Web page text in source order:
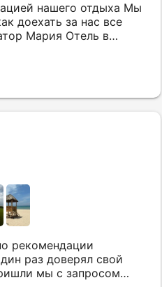
нашего отдыха Мы
доехать за нас все
Мария Отель в
в тихом месте в
количество
и мест где можно
рекомендации
раз доверял свой
мы с запросом